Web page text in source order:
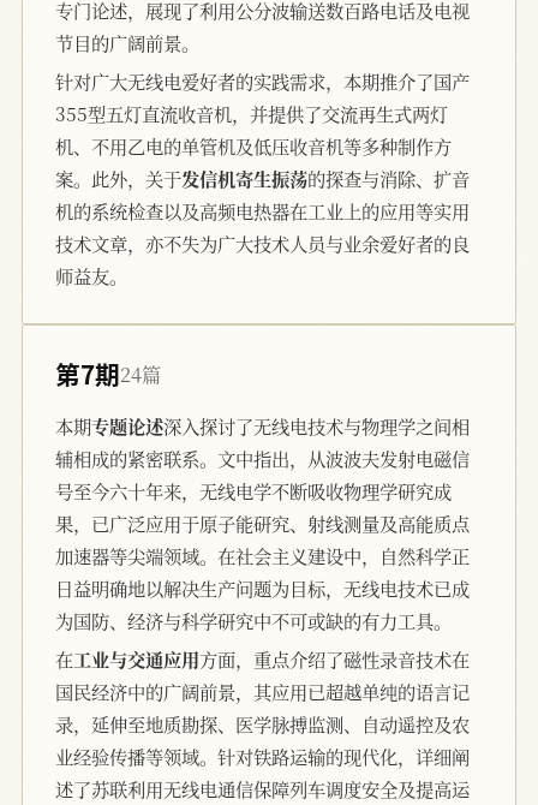
专门论述，展现了利用公分波输送数百路电话及电视
节目的广阔前景。
针对广大无线电爱好者的实践需求，本期推介了国产
355型五灯直流收音机，并提供了交流再生式两灯
机、不用乙电的单管机及低压收音机等多种制作方
案。此外，关于发信机寄生振荡的探查与消除、扩音
机的系统检查以及高频电热器在工业上的应用等实用
技术文章，亦不失为广大技术人员与业余爱好者的良
师益友。
第7期24篇
本期专题论述深入探讨了无线电技术与物理学之间相
辅相成的紧密联系。文中指出，从波波夫发射电磁信
号至今六十年来，无线电学不断吸收物理学研究成
果，已广泛应用于原子能研究、射线测量及高能质点
加速器等尖端领域。在社会主义建设中，自然科学正
日益明确地以解决生产问题为目标，无线电技术已成
为国防、经济与科学研究中不可或缺的有力工具。
在工业与交通应用方面，重点介绍了磁性录音技术在
国民经济中的广阔前景，其应用已超越单纯的语言记
录，延伸至地质勘探、医学脉搏监测、自动遥控及农
业经验传播等领域。针对铁路运输的现代化，详细阐
述了苏联利用无线电通信保障列车调度安全及提高运